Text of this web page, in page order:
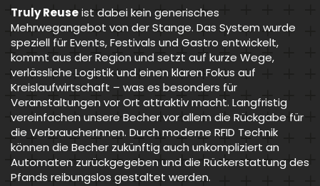
Truly Reuseist dabei kein generisches
Mehrwegangebot von der Stange. Das System wurde
speziell für Events, Festivals und Gastro entwickelt,
kommt aus der Region und setzt auf kurze Wege,
verlässliche Logistik und einen klaren Fokus auf
Kreislaufwirtschaft – was es besonders für
Veranstaltungen vor Ort attraktiv macht. Langfristig
vereinfachen unsere Becher vor allem die Rückgabe für
die VerbraucherInnen. Durch moderne RFID Technik
können die Becher zukünftig auch unkompliziert an
Automaten zurückgegeben und die Rückerstattung des
Pfands reibungslos gestaltet werden.